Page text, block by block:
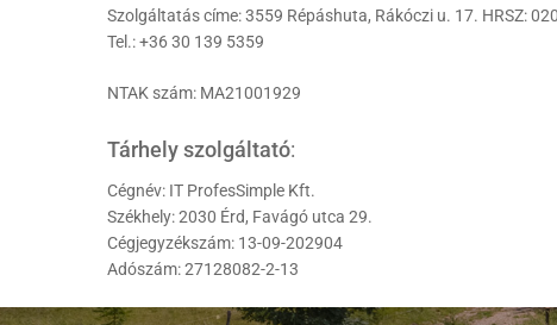
Szolgáltatás címe: 3559 Répáshuta, Rákóczi u. 17. HRSZ:
Tel.: +36 30 139 5359
NTAK szám: MA21001929
Tárhely szolgáltató:
Cégnév: IT ProfesSimple Kft.
Székhely: 2030 Érd, Favágó utca 29.
Cégjegyzékszám: 13-09-202904
Adószám: 27128082-2-13